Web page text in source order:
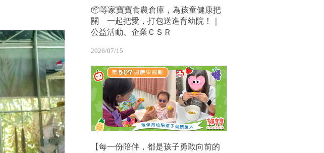
📦等家寶寶食農倉庫，為孩童健康把
關 一起把愛，打包送進育幼院！｜
公益活動、企業ＣＳＲ
2026/07/15
【每一份陪伴，都是孩子勇敢向前的